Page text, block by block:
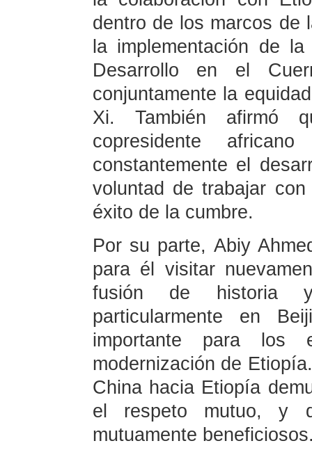
dentro de los marcos de
la implementación de
Desarrollo en el
conjuntamente la
Xi. También afirmó
copresidente
constantemente el
voluntad de trabajar
éxito de la cumbre.
Por su parte, Abiy
para él visitar
fusión de historia
particularmente en
importante para los
modernización de
China hacia Etiopía
el respeto mutuo, y
mutuamente